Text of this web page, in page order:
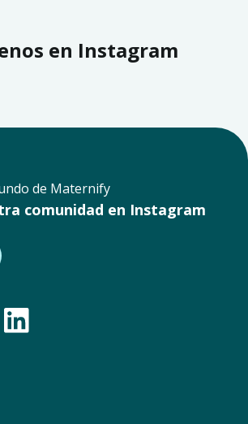
en Instagram
de Maternify
comunidad en Instagram